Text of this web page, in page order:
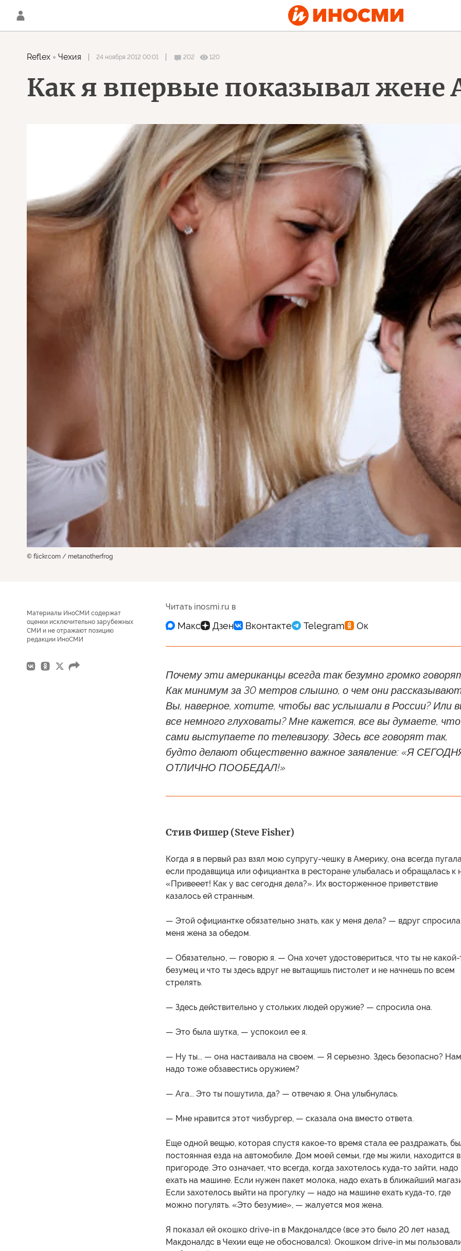
Reflex Чехия 24 ноября 2012 00:01 202 120
Как я впервые показывал жене
© flickr.com / metanotherfrog
Материалы ИноСМИ содержат
оценки исключительно зарубежных
СМИ и не отражают позицию
редакции ИноСМИ
Читать inosmi.ru в
Почему эти американцы всегда так безумно громко
Как минимум за 30 метров слышно, о чем они
Вы, наверное, хотите, чтобы вас услышали в России? Или
все немного глуховаты? Мне кажется, все вы думаете, что
сами выступаете по телевизору. Здесь все говорят так,
будто делают общественно важное заявление: «Я
ОТЛИЧНО ПООБЕДАЛ!»
Стив Фишер (Steve Fisher)
Когда я в первый раз взял мою супругу-чешку в Америку, она всегда
если продавщица или официантка в ресторане улыбалась и обращалась к
«Привееет! Как у вас сегодня дела?». Их восторженное приветствие
казалось ей странным.
— Этой официантке обязательно знать, как у меня дела? — вдруг спросила
меня жена за обедом.
— Обязательно, — говорю я. — Она хочет удостовериться, что ты не какой-
безумец и что ты здесь вдруг не вытащишь пистолет и не начнешь по всем
стрелять.
— Здесь действительно у стольких людей оружие? — спросила она.
— Это была шутка, — успокоил ее я.
— Ну ты... — она настаивала на своем. — Я серьезно. Здесь безопасно?
надо тоже обзавестись оружием?
— Ага... Это ты пошутила, да? — отвечаю я. Она улыбнулась.
— Мне нравится этот чизбургер, — сказала она вместо ответа.
Еще одной вещью, которая спустя какое-то время стала ее раздражать,
постоянная езда на автомобиле. Дом моей семьи, где мы жили, находится в
пригороде. Это означает, что всегда, когда захотелось куда-то зайти, надо
ехать на машине. Если нужен пакет молока, надо ехать в ближайший
Если захотелось выйти на прогулку — надо на машине ехать куда-то, где
можно погулять. «Это безумие», — жалуется моя жена.
Я показал ей окошко drive-in в Макдоналдсе (все это было 20 лет назад,
Макдоналдс в Чехии еще не обосновался). Окошком drive-in мы